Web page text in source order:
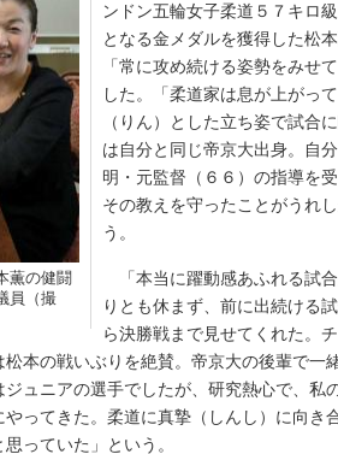
薫の健闘
員（撮
ンドン五輪女子柔道５７キロ
となる金メダルを獲得した松
「常に攻め続ける姿勢をみせ
した。「柔道家は息が上がっ
（りん）とした立ち姿で試合
は自分と同じ帝京大出身。自
明・元監督（６６）の指導を受
その教えを守ったことがうれ
う。
「本当に躍動感あふれる試
りとも休まず、前に出続ける
ら決勝戦まで見せてくれた。
本の戦いぶりを絶賛。帝京大の後輩で一
ジュニアの選手でしたが、研究熱心で、私
やってきた。柔道に真摯（しんし）に向き
っていた」という。